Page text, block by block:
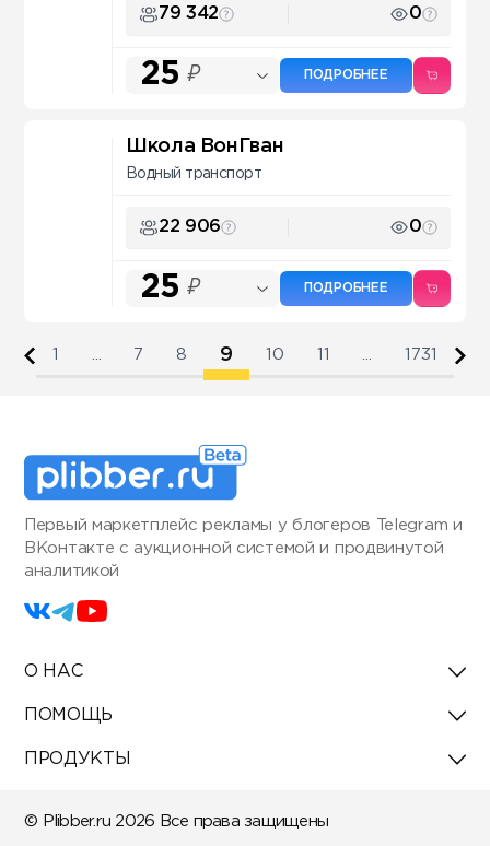
79 342 0
25 ₽ ПОДРОБНЕЕ
Школа ВонГван
Водный транспорт
22 906 0
25 ₽ ПОДРОБНЕЕ
7 8 9 10 1731
Первый маркетплейс рекламы у блогеров Telegram и
ВКонтакте с аукционной системой и продвинутой
аналитикой
О НАС
ПОМОЩЬ
ПРОДУКТЫ
© Plibber.ru 2026 Все права защищены